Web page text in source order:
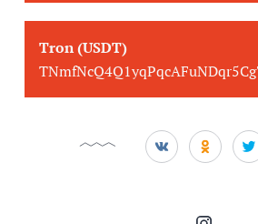
Tron (USDT)